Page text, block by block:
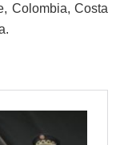
Colombia, Costa